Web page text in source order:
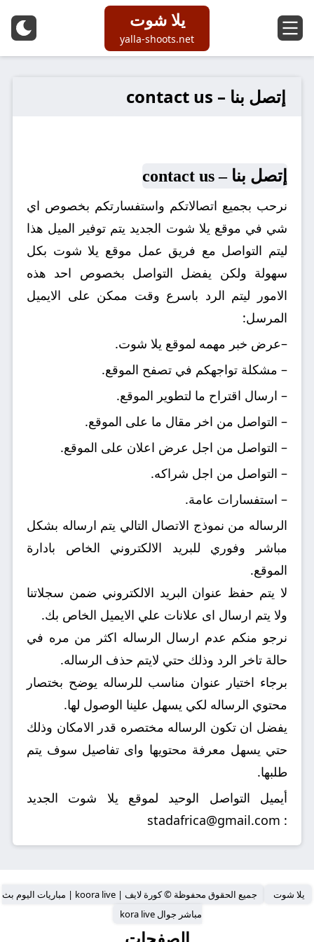
إتصل بنا – contact us
إتصل بنا – contact us
نرحب بجميع اتصالاتكم واستفسارتكم بخصوص اي
شي في موقع يلا شوت الجديد يتم توفير الميل هذا
ليتم التواصل مع فريق عمل موقع يلا شوت بكل
سهولة ولكن يفضل التواصل بخصوص احد هذه
الامور ليتم الرد باسرع وقت ممكن على الايميل
المرسل:
–عرض خبر مهمه لموقع يلا شوت.
– مشكلة تواجهكم في تصفح الموقع.
– ارسال اقتراح ما لتطوير الموقع.
– التواصل من اخر مقال ما على الموقع.
– التواصل من اجل عرض اعلان على الموقع.
– التواصل من اجل شراكه.
– استفسارات عامة.
الرساله من نموذج الاتصال التالي يتم ارساله بشكل
مباشر وفوري للبريد الالكتروني الخاص بادارة
الموقع.
لا يتم حفظ عنوان البريد الالكتروني ضمن سجلاتنا
ولا يتم ارسال اى علانات علي الايميل الخاص بك.
نرجو منكم عدم ارسال الرساله اكثر من مره في
حالة تاخر الرد وذلك حتي لايتم حذف الرساله.
برجاء اختيار عنوان مناسب للرساله يوضح بختصار
محتوي الرساله لكي يسهل علينا الوصول لها.
يفضل ان تكون الرساله مختصره قدر الامكان وذلك
حتي يسهل معرفة محتويها واى تفاصيل سوف يتم
طلبها.
أيميل التواصل الوحيد لموقع يلا شوت الجديد
: stadafrica@gmail.com
يلا شوت
جميع الحقوق محفوظة © كورة لايف | koora live | مباريات اليوم بث
مباشر جوال kora live